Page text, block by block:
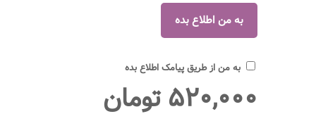
به من از طریق پیامک اطلاع بده
۵۲۰,۰۰۰ تومان